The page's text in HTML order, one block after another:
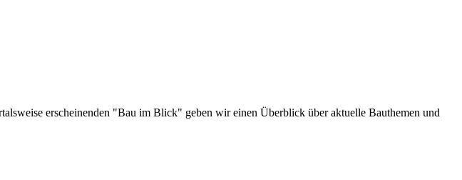
erscheinenden "Bau im Blick" geben wir einen Überblick über aktuelle Bauthemen und